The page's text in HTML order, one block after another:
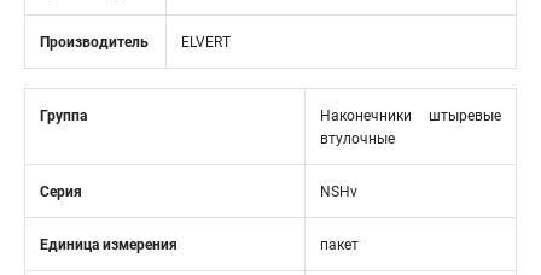
Производитель ELVERT
Группа
Наконечники штыревые
втулочные
Серия NSHv
Единица измерения пакет